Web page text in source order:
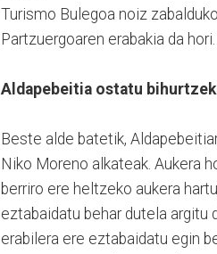
Turismo Bulegoa noiz
Partzuergoaren erabakia da
Aldapebeitia ostatu
Beste alde batetik,
Niko Moreno alkateak. Aukera
berriro ere heltzeko aukera
eztabaidatu behar dutela argitu
erabilera ere eztabaidatu egin